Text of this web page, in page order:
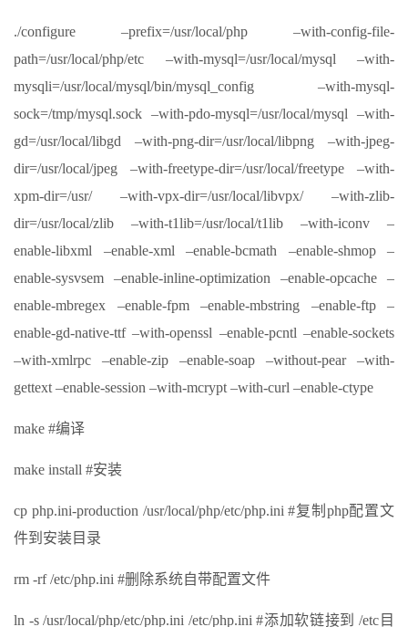
./configure –prefix=/usr/local/php –with-config-file-
path=/usr/local/php/etc –with-mysql=/usr/local/mysql –with-
mysqli=/usr/local/mysql/bin/mysql_config –with-mysql-
sock=/tmp/mysql.sock –with-pdo-mysql=/usr/local/mysql –with-
gd=/usr/local/libgd –with-png-dir=/usr/local/libpng –with-jpeg-
dir=/usr/local/jpeg –with-freetype-dir=/usr/local/freetype –with-
xpm-dir=/usr/ –with-vpx-dir=/usr/local/libvpx/ –with-zlib-
dir=/usr/local/zlib –with-t1lib=/usr/local/t1lib –with-iconv –
enable-libxml –enable-xml –enable-bcmath –enable-shmop –
enable-sysvsem –enable-inline-optimization –enable-opcache –
enable-mbregex –enable-fpm –enable-mbstring –enable-ftp –
enable-gd-native-ttf –with-openssl –enable-pcntl –enable-sockets
–with-xmlrpc –enable-zip –enable-soap –without-pear –with-
gettext –enable-session –with-mcrypt –with-curl –enable-ctype
make #编译
make install #安装
cp php.ini-production /usr/local/php/etc/php.ini #复制php配置文
件到安装目录
rm -rf /etc/php.ini #删除系统自带配置文件
ln -s /usr/local/php/etc/php.ini /etc/php.ini #添加软链接到 /etc目